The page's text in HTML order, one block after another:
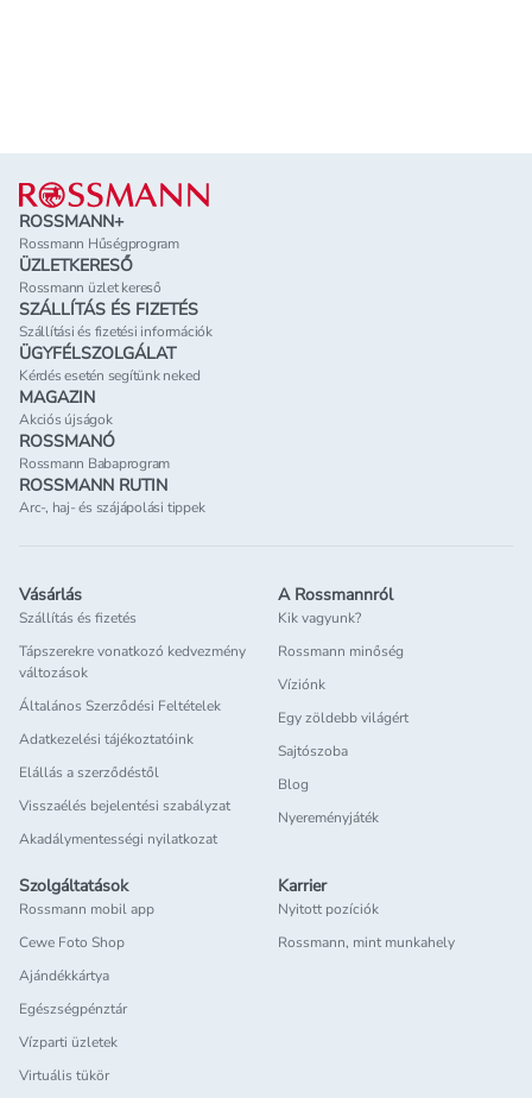
Lábléc
ROSSMANN+
Rossmann Hűségprogram
ÜZLETKERESŐ
Rossmann üzlet kereső
SZÁLLÍTÁS ÉS FIZETÉS
Szállítási és fizetési információk
ÜGYFÉLSZOLGÁLAT
Kérdés esetén segítünk neked
MAGAZIN
Akciós újságok
ROSSMANÓ
Rossmann Babaprogram
ROSSMANN RUTIN
Arc-, haj- és szájápolási tippek
Vásárlás
Szállítás és fizetés
Tápszerekre vonatkozó kedvezmény
változások
Általános Szerződési Feltételek
Adatkezelési tájékoztatóink
Elállás a szerződéstől
Visszaélés bejelentési szabályzat
Akadálymentességi nyilatkozat
A Rossmannról
Kik vagyunk?
Rossmann minőség
Víziónk
Egy zöldebb világért
Sajtószoba
Blog
Nyereményjáték
Szolgáltatások
Rossmann mobil app
Cewe Foto Shop
Ajándékkártya
Egészségpénztár
Vízparti üzletek
Virtuális tükör
Karrier
Nyitott pozíciók
Rossmann, mint munkahely